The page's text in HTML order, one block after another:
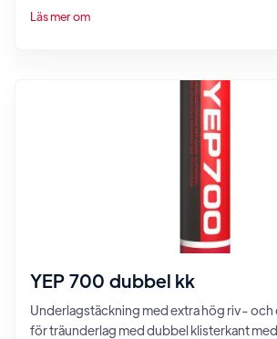
Läs mer om
YEP 700 dubbel kk
Underlagstäckning med extra hög riv-
för träunderlag med dubbel klisterkant